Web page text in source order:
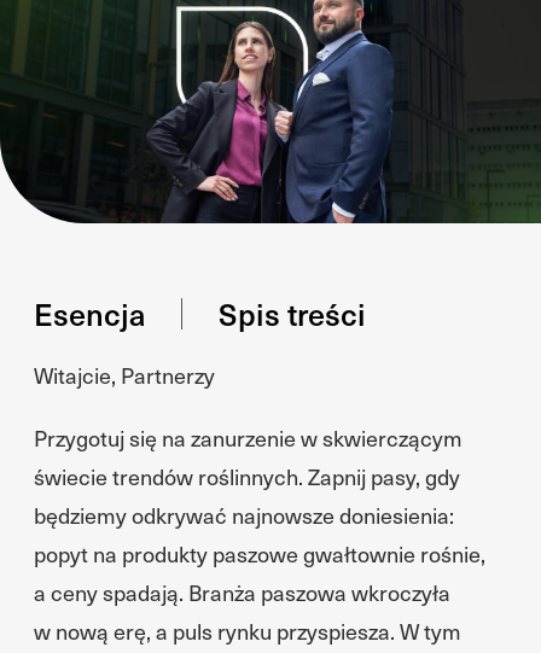
Esencja Spis treści
Witajcie, Partnerzy
Przygotuj się na zanurzenie w skwierczącym
świecie trendów roślinnych. Zapnij pasy, gdy
będziemy odkrywać najnowsze doniesienia:
popyt na produkty paszowe gwałtownie rośnie,
a ceny spadają. Branża paszowa wkroczyła
w nową erę, a puls rynku przyspiesza. W tym